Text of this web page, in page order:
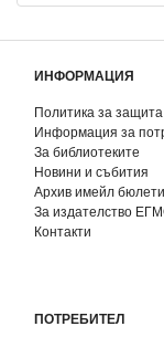
ИНФОРМАЦИЯ
Политика за
Информация за
За библиотеките
Новини и събития
Архив имейл
За издателство
Контакти
ПОТРЕБИТЕЛ